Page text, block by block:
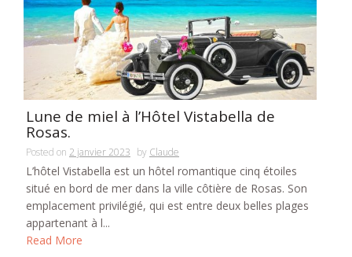
Lune de miel à l’Hôtel Vistabella de
Rosas.
Posted on 2 janvier 2023 by Claude
L’hôtel Vistabella est un hôtel romantique cinq étoiles
situé en bord de mer dans la ville côtière de Rosas. Son
emplacement privilégié, qui est entre deux belles plages
appartenant à l...
Read More